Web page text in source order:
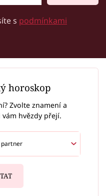
s podmínkami
horoskop
Zvolte znamení a
hvězdy přejí.